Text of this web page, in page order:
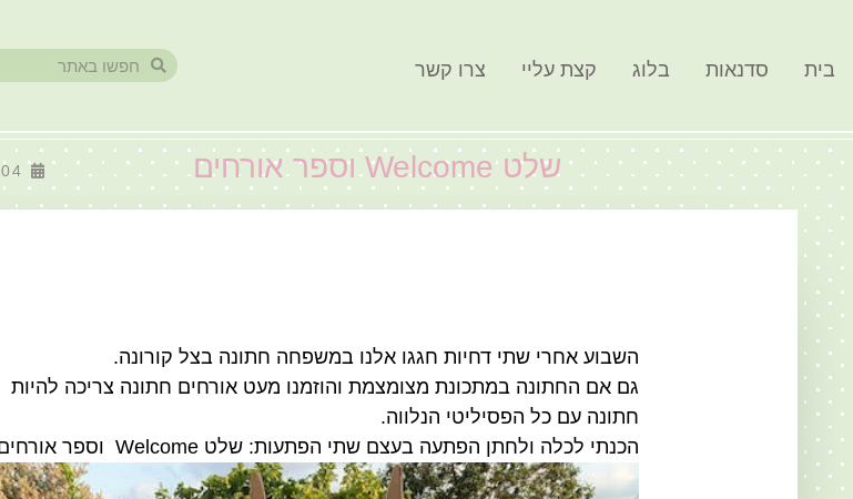
בית סדנאות בלוג קצת עליי צרו קשר
שלט Welcome וספר אורחים 04 בספטמבר, 2020
השבוע אחרי שתי דחיות חגגו אלנו במשפחה חתונה בצל קורונה.
גם אם החתונה במתכונת מצומצמת והוזמנו מעט אורחים חתונה צריכה להיות
חתונה עם כל הפסיליטי הנלווה.
הכנתי לכלה ולחתן הפתעה בעצם שתי הפתעות: שלט Welcome וספר אורחים.